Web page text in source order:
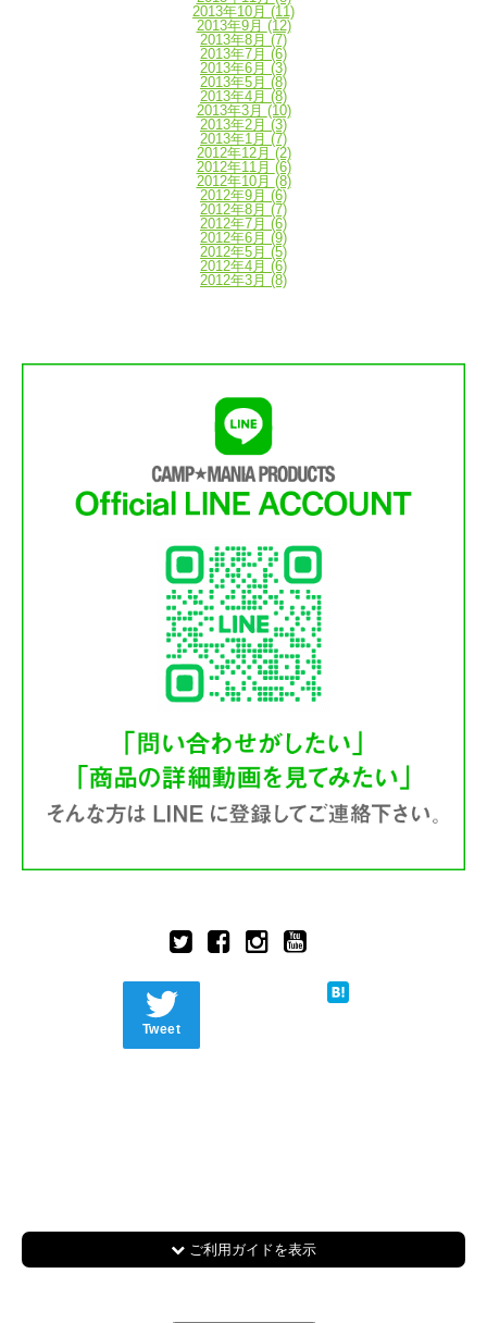
2013年10月 (11)
2013年9月 (12)
2013年8月 (7)
2013年7月 (6)
2013年6月 (3)
2013年5月 (8)
2013年4月 (8)
2013年3月 (10)
2013年2月 (3)
2013年1月 (7)
2012年12月 (2)
2012年11月 (6)
2012年10月 (8)
2012年9月 (6)
2012年8月 (7)
2012年7月 (6)
2012年6月 (9)
2012年5月 (5)
2012年4月 (6)
2012年3月 (8)
Tweet
ご利用ガイドを表示